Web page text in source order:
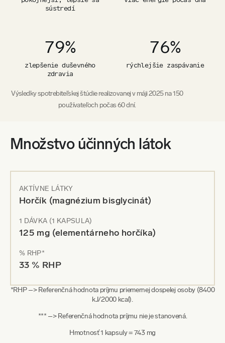
Pomôžte telu bojovať s nepríjemnými kŕčmi
Zaspávajte rýchlejšie a lepšie sa vyspite
Podporte zdravie nervového systému
Starajte sa o zdravie svojich kostí, svalov a zubov
Nakopnite svoj metabolizmus a objavte novú energiu
Zabudnite na zabúdanie a zlepšite kognitívne funkcie
Praktické kapsuly – jednoduché užívanie doma aj pri
sústredí
79%
zlepšenie duševného
zdravia
76%
rýchlejšie zaspávanie
Výsledky spotrebiteľskej štúdie realizovanej v máji 2025 na 150
používateľoch počas 60 dní.
Množstvo účinných látok
AKTÍVNE LÁTKY
Horčík (magnézium bisglycinát)
1 DÁVKA (1 KAPSULA)
125 mg (elementárneho horčíka)
% RHP*
33 % RHP
*RHP –> Referenčná hodnota príjmu priemernej dospelej osoby (8400
kJ/2000 kcal).
*** –> Referenčná hodnota príjmu nie je stanovená.
Hmotnosť 1 kapsuly = 743 mg